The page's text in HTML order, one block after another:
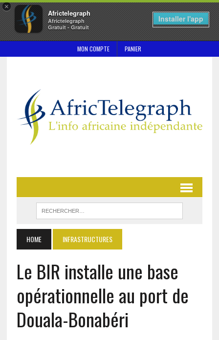
×
Africtelegraph
Africtelegraph
Gratuit - Gratuit
Installer l'app
MON COMPTE PANIER
HOME INFRASTRUCTURES
Le BIR installe une base
opérationnelle au port de
Douala-Bonabéri